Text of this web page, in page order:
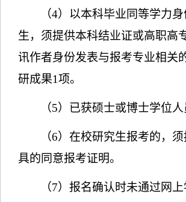
（4）以本科毕业同等学力
生，须提供本科结业证或高职高
讯作者身份发表与报考专业相关
研成果1项。
（5）已获硕士或博士学位
（6）在校研究生报考的，
具的同意报考证明。
（7）报名确认时未通过网